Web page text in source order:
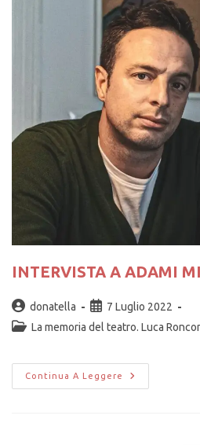
INTERVISTA A ADAMI
donatella
7 Luglio 2022
La memoria del teatro. Luca
Continua A Leggere